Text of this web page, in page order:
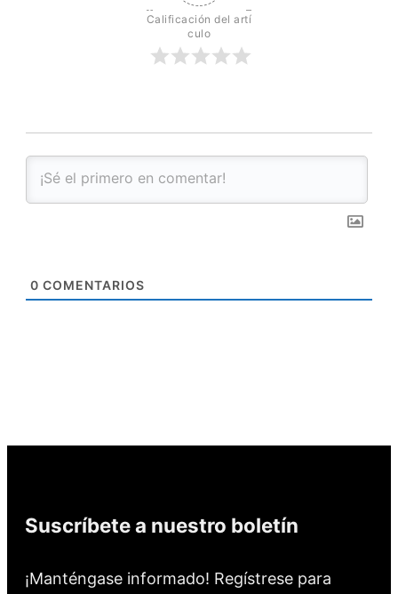
Calificación del artí
culo
0 COMENTARIOS
Suscríbete a nuestro boletín
¡Manténgase informado! Regístrese para